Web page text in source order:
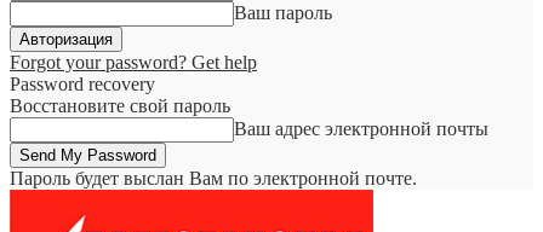
Ваш пароль
Forgot your password? Get help
Password recovery
Восстановите свой пароль
Ваш адрес электронной почты
Пароль будет выслан Вам по электронной почте.